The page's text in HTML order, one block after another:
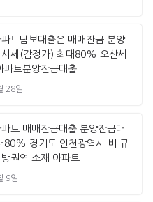
트담보대출은 매매잔금 분양
세(감정가) 최대80% 오산세
파트분양잔금대출
28일
트 매매잔금대출 분양잔금대
80% 경기도 인천광역시 비 규
권역 소재 아파트
9일